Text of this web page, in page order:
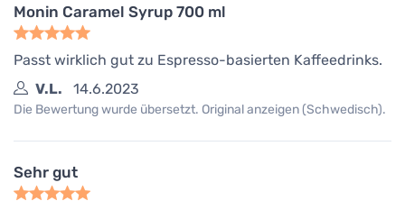
Monin Caramel Syrup 700 ml
Passt wirklich gut zu Espresso-basierten Kaffeedrinks.
V.L.
14.6.2023
Die Bewertung wurde übersetzt. Original anzeigen (Schwedisch).
Sehr gut